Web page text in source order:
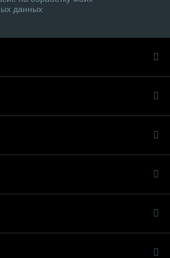
данных